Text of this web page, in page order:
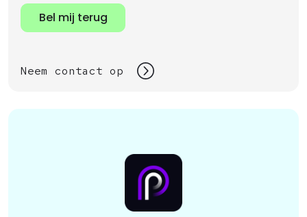
Bel mij terug
Neem contact op